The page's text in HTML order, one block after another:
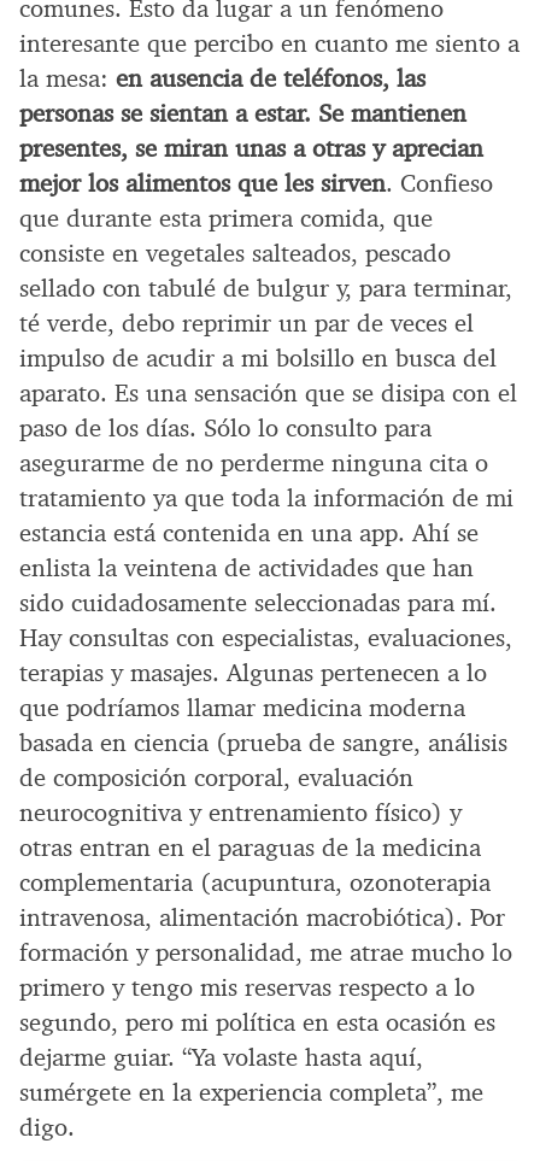
comunes. Esto da lugar a un fenómeno
interesante que percibo en cuanto me siento a
la mesa: en ausencia de teléfonos, las
personas se sientan a estar. Se mantienen
presentes, se miran unas a otras y aprecian
mejor los alimentos que les sirven. Confieso
que durante esta primera comida, que
consiste en vegetales salteados, pescado
sellado con tabulé de bulgur y, para terminar,
té verde, debo reprimir un par de veces el
impulso de acudir a mi bolsillo en busca del
aparato. Es una sensación que se disipa con el
paso de los días. Sólo lo consulto para
asegurarme de no perderme ninguna cita o
tratamiento ya que toda la información de mi
estancia está contenida en una app. Ahí se
enlista la veintena de actividades que han
sido cuidadosamente seleccionadas para mí.
Hay consultas con especialistas, evaluaciones,
terapias y masajes. Algunas pertenecen a lo
que podríamos llamar medicina moderna
basada en ciencia (prueba de sangre, análisis
de composición corporal, evaluación
neurocognitiva y entrenamiento físico) y
otras entran en el paraguas de la medicina
complementaria (acupuntura, ozonoterapia
intravenosa, alimentación macrobiótica). Por
formación y personalidad, me atrae mucho lo
primero y tengo mis reservas respecto a lo
segundo, pero mi política en esta ocasión es
dejarme guiar. “Ya volaste hasta aquí,
sumérgete en la experiencia completa”, me
digo.